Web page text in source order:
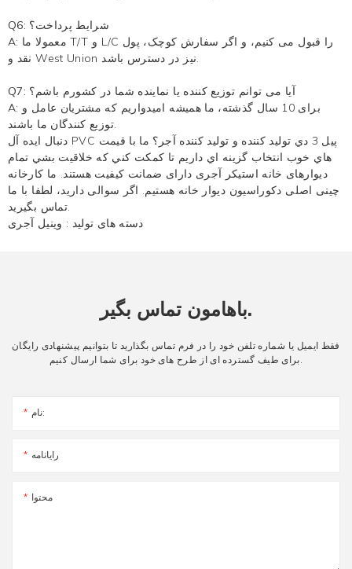
Q6: شرایط پرداخت؟
A: معمولا ما T/T و L/C را قبول می کنیم، و اگر سفارش کوچک، پول
نقد و West Union نیز در دسترس باشد.
Q7: آیا می توانم توزیع کننده یا نماینده شما در کشورم باشم؟
A: برای 10 سال گذشته، ما همیشه امیدواریم که مشتریان عامل و
توزیع کنندگان ما باشند.
دنبال ايده آل PVC پيل 3 دي توليد کننده و توليد کننده آجر؟ ما با قيمت
هاي خوب انتخاب گزينه اي داريم تا کمکت کني که خلاقيت بشي تمام
دیوارهای خانه استیکر آجری دارای ضمانت کیفیت هستند. ما کارخانه
چینی اصلی دکوراسیون دیوار خانه هستیم. اگر سوالی دارید، لطفا با ما
تماس بگیرید.
دسته های تولید : وینیل آجری
باهامون تماس بگير.
فقط ایمیل یا شماره تلفن خود را در فرم تماس بگذارید تا بتوانیم پیشنهادی رایگان
نام:
رایانامه
محتوا